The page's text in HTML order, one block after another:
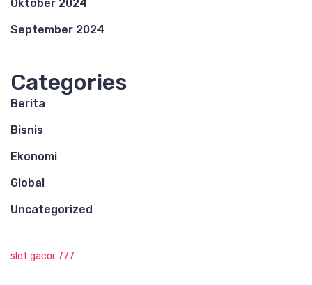
Oktober 2024
September 2024
Categories
Berita
Bisnis
Ekonomi
Global
Uncategorized
slot gacor 777